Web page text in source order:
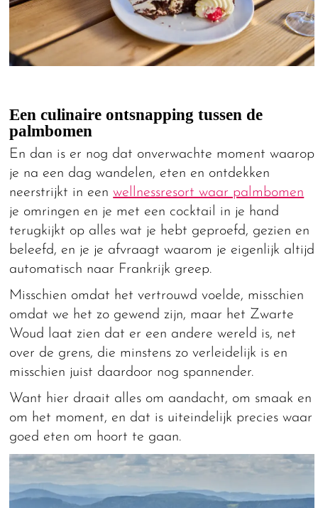
Een culinaire ontsnapping tussen de
palmbomen
En dan is er nog dat onverwachte moment waarop
je na een dag wandelen, eten en ontdekken
neerstrijkt in eenwellnessresort waar palmbomen
je omringen en je met een cocktail in je hand
terugkijkt op alles wat je hebt geproefd, gezien en
beleefd, en je je afvraagt waarom je eigenlijk altijd
automatisch naar Frankrijk greep.
Misschien omdat het vertrouwd voelde, misschien
omdat we het zo gewend zijn, maar het Zwarte
Woud laat zien dat er een andere wereld is, net
over de grens, die minstens zo verleidelijk is en
misschien juist daardoor nog spannender.
Want hier draait alles om aandacht, om smaak en
om het moment, en dat is uiteindelijk precies waar
goed eten om hoort te gaan.